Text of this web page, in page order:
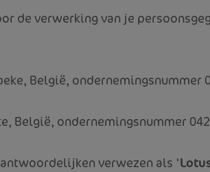
de verwerking van je
België, ondernemingsnummer
België, ondernemingsnummer
verwezen als '